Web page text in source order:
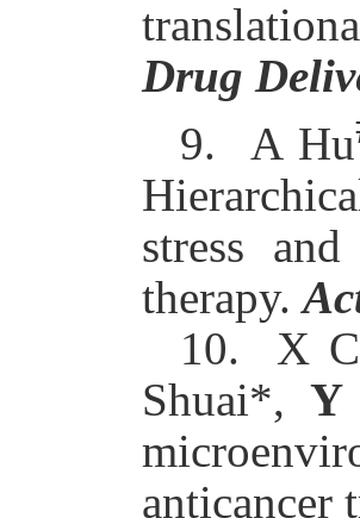
Drug
9. A Hu
stress
therapy.
10. X
Shuai*, Y
anticancer